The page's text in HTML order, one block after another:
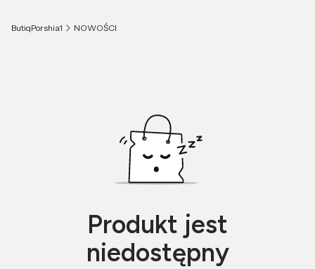
ButiqPorshia1 NOWOŚCI
Produkt jest
niedostępny